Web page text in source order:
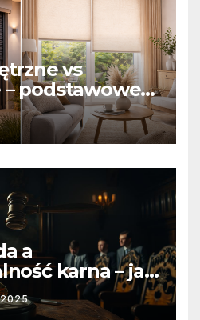
vs
podstawowe
i
a
karna – jak
praktyce?
2025